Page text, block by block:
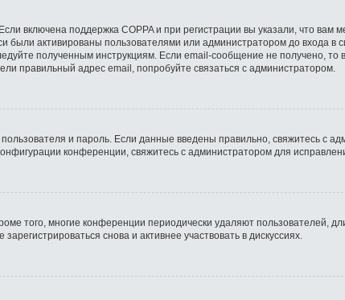
включена поддержка COPPA и при регистрации вы указали, что вам
активированы пользователями или администратором до входа в
полученным инструкциям. Если email-сообщение не получено, то
правильный адрес email, попробуйте связаться с администратором.
и пароль. Если данные введены правильно, свяжитесь с
конференции, свяжитесь с администратором для
того, многие конференции периодически удаляют пользователей,
снова и активнее участвовать в дискуссиях.